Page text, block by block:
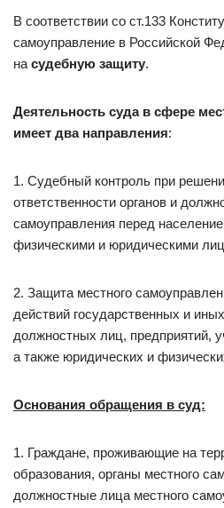
В соответствии со ст.133
самоуправление в Российской
на судебную защиту.
Деятельность суда в сфере
имеет два направления:
1. Судебный контроль при
ответственности органов и
самоуправления перед
физическими и юридическими
2. Защита местного
действий государственных и
должностных лиц, предприятий,
а также юридических и
Основания обращения в суд:
1. Граждане, проживающие на
образования, органы местного
должностные лица местного